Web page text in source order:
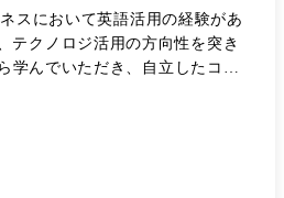
に対して、技術の深い領域まで
取り巻く環境を踏まえて戦略策
けた調査検討 ・業務改革、デ
ティング案件も合わせて経験
スにおいて英語活用の経験があ
学んでいただき、自立したコン